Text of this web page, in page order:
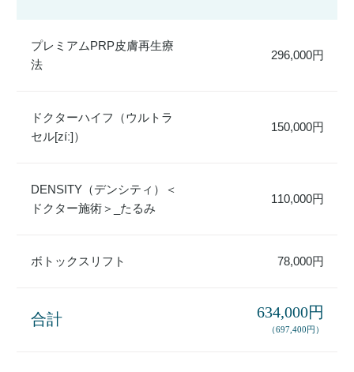
プレミアムPRP皮膚再生療
法
296,000円
ドクターハイフ（ウルトラ
セル[zíː]）
150,000円
DENSITY（デンシティ）＜
ドクター施術＞_たるみ
110,000円
ボトックスリフト 78,000円
合計 634,000円
（697,400円）